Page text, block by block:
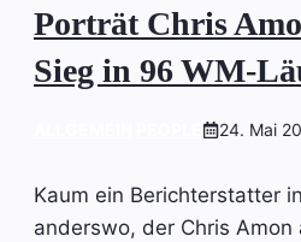
Porträt Chris
Sieg in 96 WM-
24. Mai
Kaum ein Berichterstatter
anderswo, der Chris Amon